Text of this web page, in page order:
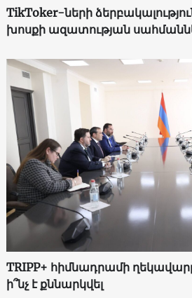
TikToker-ների
խոսքի ազատության
TRIPP+ հիմնադրամի
ի՞նչ է քննարկվել